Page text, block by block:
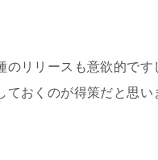
のリリースも意欲的です
ておくのが得策だと思い